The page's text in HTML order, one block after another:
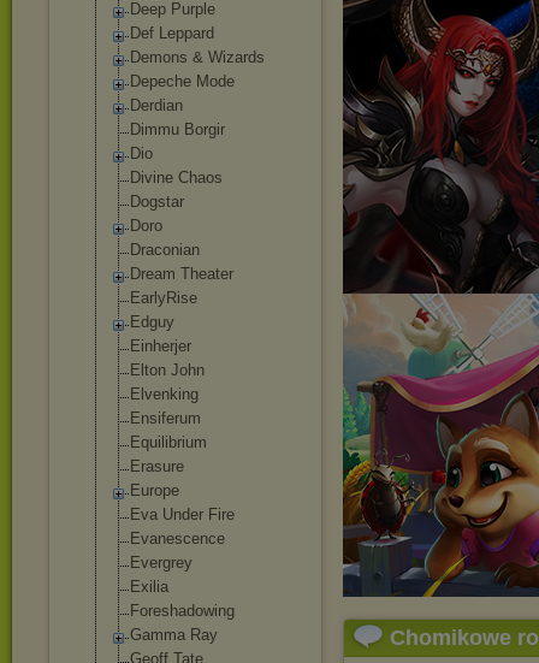
Deep Purple
Def Leppard
Demons & Wizards
Depeche Mode
Derdian
Dimmu Borgir
Dio
Divine Chaos
Dogstar
Doro
Draconian
Dream Theater
EarlyRise
Edguy
Einherjer
Elton John
Elvenking
Ensiferum
Equilibrium
Erasure
Europe
Eva Under Fire
Evanescence
Evergrey
Exilia
Foreshadowing
Gamma Ray
Geoff Tate
Chomikowe